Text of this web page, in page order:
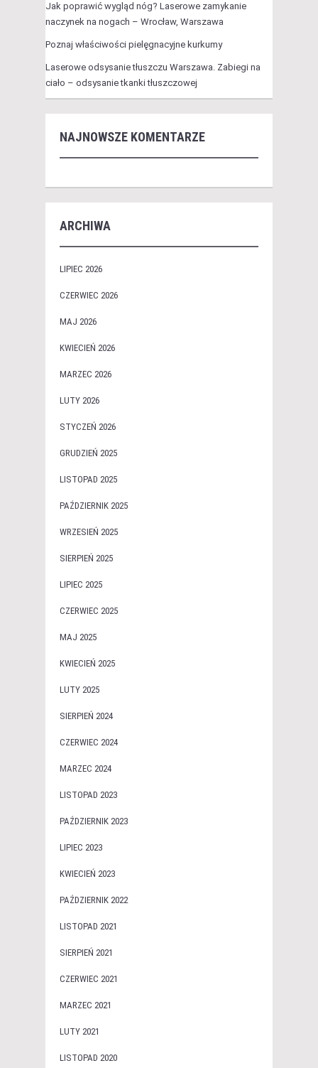
Jak poprawić wygląd nóg? Laserowe zamykanie
naczynek na nogach – Wrocław, Warszawa
Poznaj właściwości pielęgnacyjne kurkumy
Laserowe odsysanie tłuszczu Warszawa. Zabiegi na
ciało – odsysanie tkanki tłuszczowej
NAJNOWSZE KOMENTARZE
ARCHIWA
LIPIEC 2026
CZERWIEC 2026
MAJ 2026
KWIECIEŃ 2026
MARZEC 2026
LUTY 2026
STYCZEŃ 2026
GRUDZIEŃ 2025
LISTOPAD 2025
PAŹDZIERNIK 2025
WRZESIEŃ 2025
SIERPIEŃ 2025
LIPIEC 2025
CZERWIEC 2025
MAJ 2025
KWIECIEŃ 2025
LUTY 2025
SIERPIEŃ 2024
CZERWIEC 2024
MARZEC 2024
LISTOPAD 2023
PAŹDZIERNIK 2023
LIPIEC 2023
KWIECIEŃ 2023
PAŹDZIERNIK 2022
LISTOPAD 2021
SIERPIEŃ 2021
CZERWIEC 2021
MARZEC 2021
LUTY 2021
LISTOPAD 2020